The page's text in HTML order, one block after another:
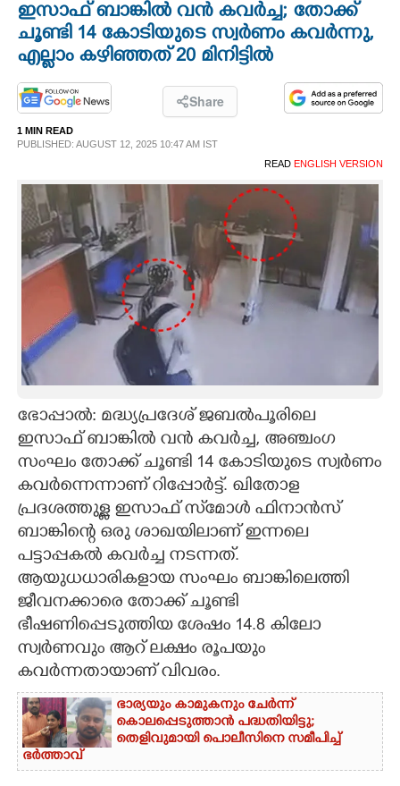
OPINION
PHOTOS
LIFESTYLE
SPIRITUAL
INFO+
ASTRO
CARTOONS
LITERATURE
ZOOM
CONTACT US
ഇസാഫ് ബാങ്കിൽ വൻ കവർച്ച; തോക്ക്
ചൂണ്ടി 14 കോടിയുടെ സ്വർണം കവർന്നു,
എല്ലാം കഴിഞ്ഞത് 20 മിനിട്ടിൽ
Share
1 MIN READ
PUBLISHED: AUGUST 12, 2025 10:47 AM IST
READ ENGLISH VERSION
ഭോപ്പാൽ: മദ്ധ്യപ്രദേശ് ജബൽപൂരിലെ
ഇസാഫ് ബാങ്കിൽ വൻ കവർച്ച, അഞ്ചംഗ
സംഘം തോക്ക് ചൂണ്ടി 14 കോടിയുടെ സ്വർണം
കവർന്നെന്നാണ് റിപ്പോർട്ട്. ഖിതോള
പ്രദശത്തുള്ള ഇസാഫ് സ്‌മോൾ ഫിനാൻസ്
ബാങ്കിന്റെ ഒരു ശാഖയിലാണ് ഇന്നലെ
പട്ടാപ്പകൽ കവർച്ച നടന്നത്.
ആയുധധാരികളായ സംഘം ബാങ്കിലെത്തി
ജീവനക്കാരെ തോക്ക് ചൂണ്ടി
ഭീഷണിപ്പെടുത്തിയ ശേഷം 14.8 കിലോ
സ്വർണവും ആറ് ലക്ഷം രൂപയും
കവർന്നതായാണ് വിവരം.
ഭാര്യയും കാമുകനും ചേർന്ന്
കൊലപ്പെടുത്താൻ പദ്ധതിയിട്ടു;
തെളിവുമായി പൊലീസിനെ സമീപിച്ച്
ഭർത്താവ്